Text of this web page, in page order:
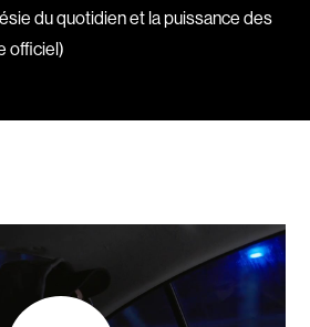
Absa Moussa Sene
Adam Mark
du quotidien et la puissance des
officiel)